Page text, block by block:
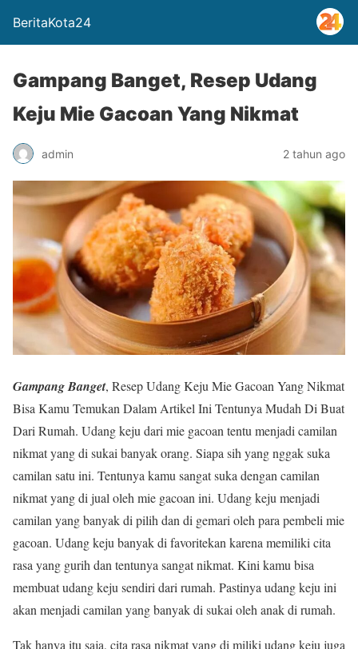
BeritaKota24
Gampang Banget, Resep Udang
Keju Mie Gacoan Yang Nikmat
admin 2 tahun ago
Gampang Banget, Resep Udang Keju Mie Gacoan Yang Nikmat
Bisa Kamu Temukan Dalam Artikel Ini Tentunya Mudah Di Buat
Dari Rumah. Udang keju dari mie gacoan tentu menjadi camilan
nikmat yang di sukai banyak orang. Siapa sih yang nggak suka
camilan satu ini. Tentunya kamu sangat suka dengan camilan
nikmat yang di jual oleh mie gacoan ini. Udang keju menjadi
camilan yang banyak di pilih dan di gemari oleh para pembeli mie
gacoan. Udang keju banyak di favoritekan karena memiliki cita
rasa yang gurih dan tentunya sangat nikmat. Kini kamu bisa
membuat udang keju sendiri dari rumah. Pastinya udang keju ini
akan menjadi camilan yang banyak di sukai oleh anak di rumah.
Tak hanya itu saja, cita rasa nikmat yang di miliki udang keju juga